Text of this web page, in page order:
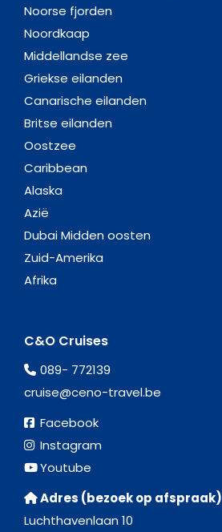
Noorse fjorden
Noordkaap
Middellandse zee
Griekse eilanden
Canarische eilanden
Britse eilanden
Oostzee
Caribbean
Alaska
Azië
Dubai Midden oosten
Zuid-Amerika
Afrika
C&O Cruises
089- 772139
cruise@ceno-travel.be
Facebook
Instagram
Youtube
Adres (bezoek op afspraak)
Luchthavenlaan 10